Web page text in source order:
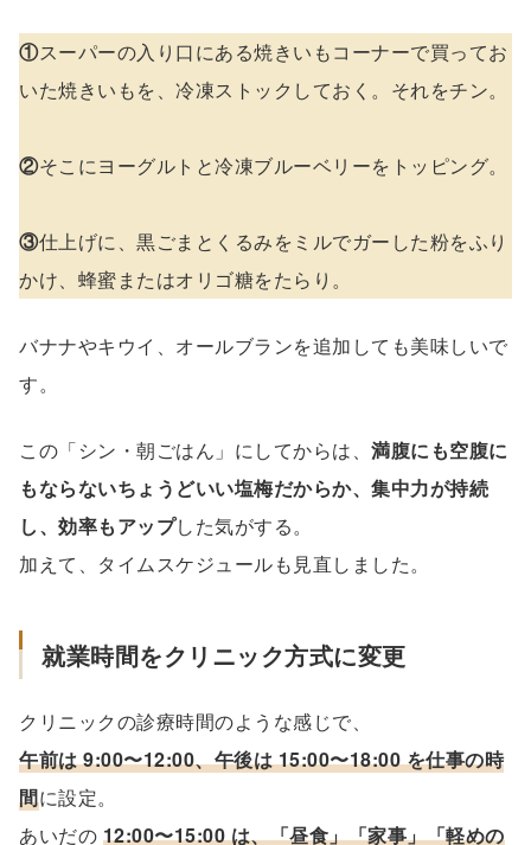
①スーパーの入り口にある焼きいもコーナーで買ってお
いた焼きいもを、冷凍ストックしておく。それをチン。
②そこにヨーグルトと冷凍ブルーベリーをトッピング。
③仕上げに、黒ごまとくるみをミルでガーした粉をふり
かけ、蜂蜜またはオリゴ糖をたらり。
バナナやキウイ、オールブランを追加しても美味しいで
す。
この「シン・朝ごはん」にしてからは、 満腹にも空腹に
もならないちょうどいい塩梅だからか、集中力が持続
し、効率もアップした気がする。
加えて、タイムスケジュールも見直しました。
就業時間をクリニック方式に変更
クリニックの診療時間のような感じで、
午前は 9:00〜12:00、午後は 15:00〜18:00 を仕事の時
間に設定。
あいだの 12:00〜15:00 は、「昼食」「家事」「軽めの